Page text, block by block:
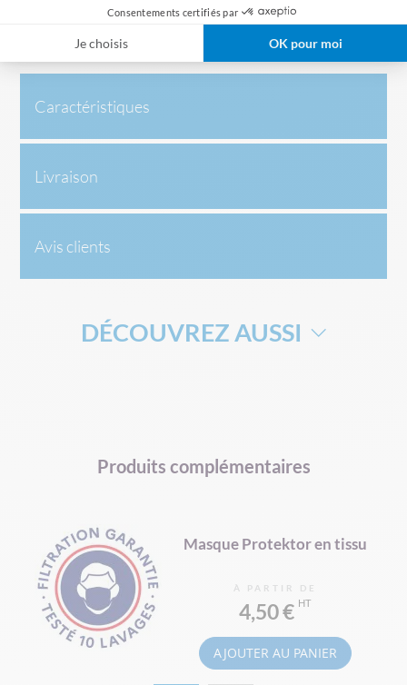
Consentements certifiés par
Je choisis OK pour moi
boutique sera régulé pour faciliter le respect des gestes
barrières. Dans le cas contraire, l'enseigne pourra rendre
obligatoire le port du masque.
Caractéristiques
Livraison
Avis clients
DÉCOUVREZ AUSSI
Produits complémentaires
Masque Protektor en tissu
À PARTIR DE
4,50 €
AJOUTER AU PANIER